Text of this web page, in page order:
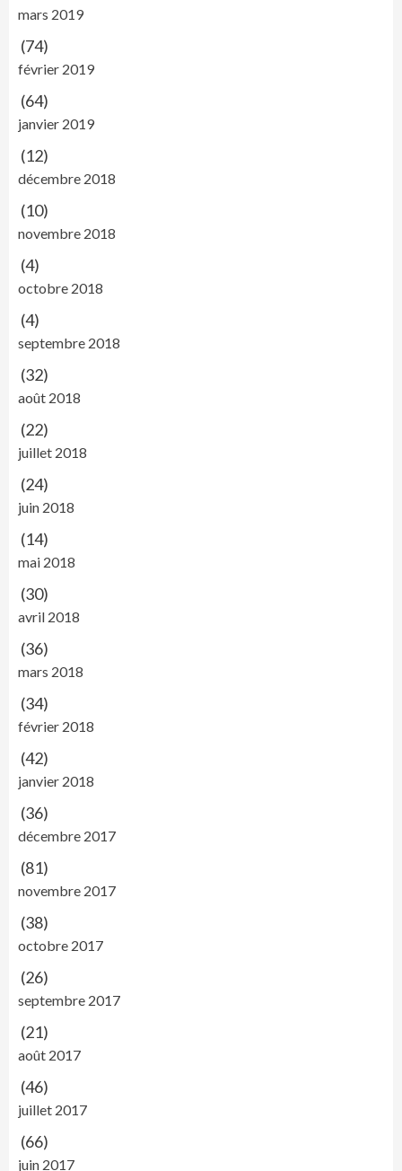
mars 2019
(74)
février 2019
(64)
janvier 2019
(12)
décembre 2018
(10)
novembre 2018
(4)
octobre 2018
(4)
septembre 2018
(32)
août 2018
(22)
juillet 2018
(24)
juin 2018
(14)
mai 2018
(30)
avril 2018
(36)
mars 2018
(34)
février 2018
(42)
janvier 2018
(36)
décembre 2017
(81)
novembre 2017
(38)
octobre 2017
(26)
septembre 2017
(21)
août 2017
(46)
juillet 2017
(66)
juin 2017